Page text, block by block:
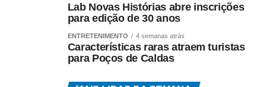
Lab Novas Histórias abre inscrições
para edição de 30 anos
ENTRETENIMENTO 4 semanas atrás
Características raras atraem turistas
para Poços de Caldas